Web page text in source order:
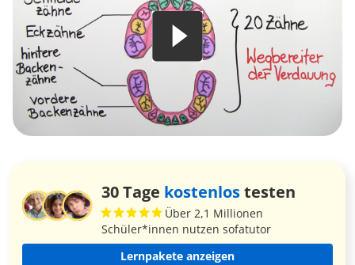
30 Tage kostenlostesten
Über 2,1 Millionen
Schüler*innen nutzen sofatutor
Lernpakete anzeigen